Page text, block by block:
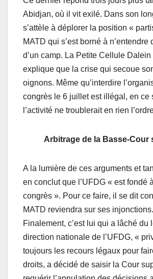
Abidjan, où il vit exilé. Dans son
s’attèle à déplorer la position «
MATD qui s’est borné à n’entendre
d’un camp. La Petite Cellule
explique que la crise qui secoue
oignons. Même qu’interdire
congrès le 6 juillet est illégal, en ce
l’activité ne troublerait en rien
Arbitrage de la Basse-Cour
A la lumière de ces arguments et
en conclut que l’UFDG « est fondé
congrès ». Pour ce faire, il se dit
MATD reviendra sur ses
Finalement, c’est lui qui a lâché du
direction nationale de l’UFDG, «
toujours les recours légaux pour
droits, a décidé de saisir la Cour